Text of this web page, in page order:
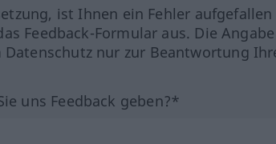
ist Ihnen ein Fehler
Feedback-Formular aus. Die
Datenschutz nur zur Beantwortung
uns Feedback geben?*